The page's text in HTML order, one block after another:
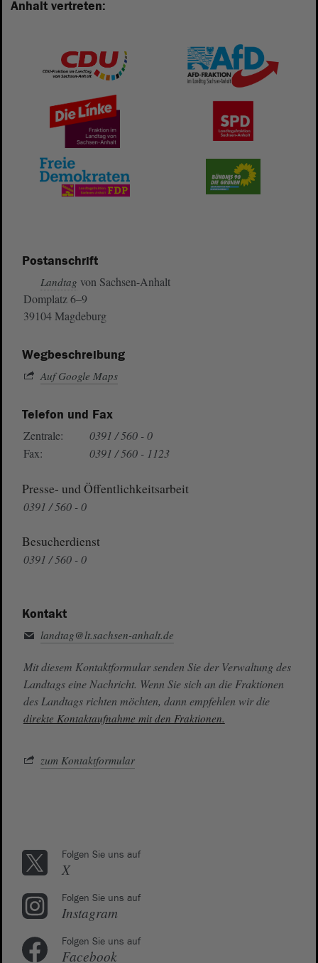
Anhalt vertreten:
Postanschrift
Landtag von Sachsen-Anhalt
Domplatz 6–9
39104 Magdeburg
Wegbeschreibung
Auf Google Maps
Telefon und Fax
Zentrale:
0391 / 560 - 0
Fax:
0391 / 560 - 1123
Presse- und Öffentlichkeitsarbeit
0391 / 560 - 0
Besucherdienst
0391 / 560 - 0
Kontakt
landtag@lt.sachsen-anhalt.de
Mit diesem Kontaktformular senden Sie der Verwaltung des
Landtags eine Nachricht. Wenn Sie sich an die Fraktionen
des Landtags richten möchten, dann empfehlen wir die
direkte Kontaktaufnahme mit den Fraktionen.
zum Kontaktformular
Folgen Sie uns auf
X
Folgen Sie uns auf
Instagram
Folgen Sie uns auf
Facebook